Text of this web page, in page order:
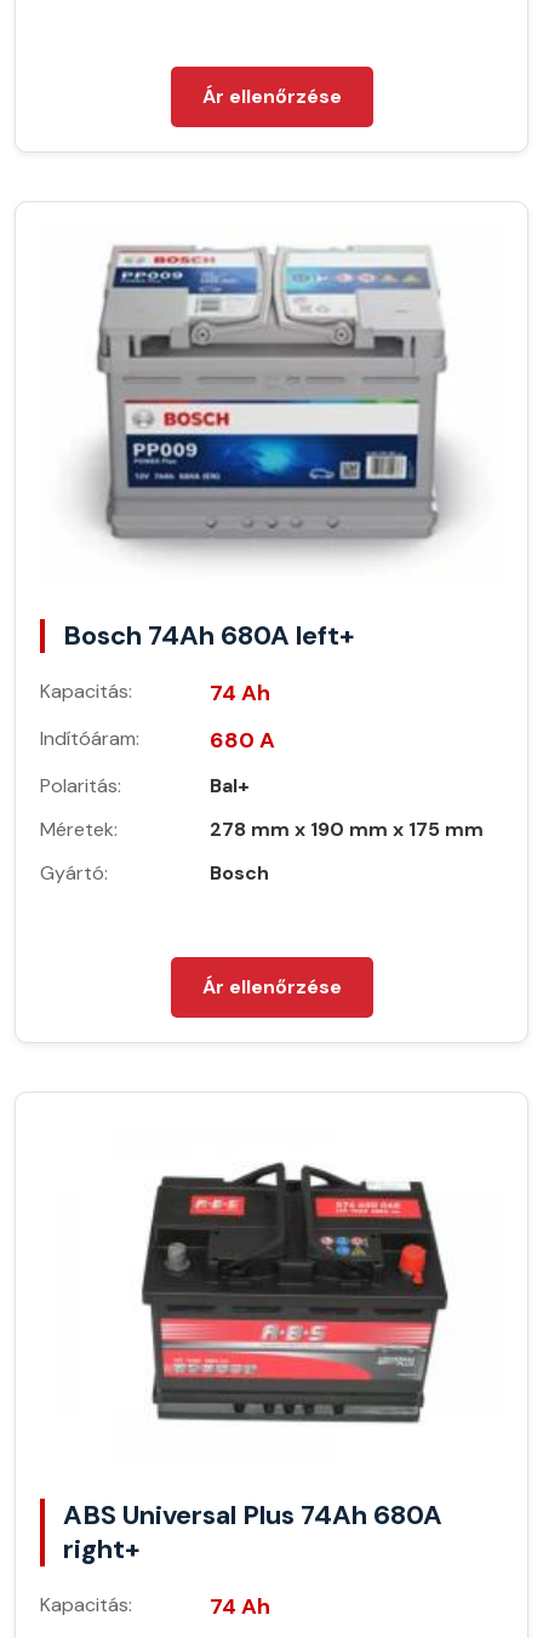
Ár ellenőrzése
Bosch 74Ah 680A left+
Kapacitás: 74 Ah
Indítóáram: 680 A
Polaritás:
Bal+
Méretek:
278 mm x 190 mm x 175 mm
Gyártó:
Bosch
Ár ellenőrzése
ABS Universal Plus 74Ah 680A
right+
Kapacitás: 74 Ah